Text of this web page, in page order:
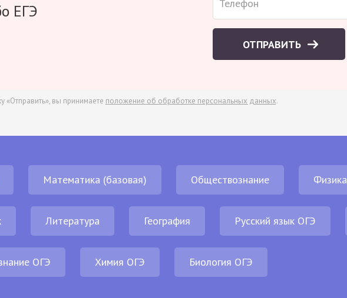
ЕГЭ
ОТПРАВИТЬ
«Отправить», вы принимаете положение об обработке персональных данных.
Математика (базовая) Обществознание Физика
Литература География Русский язык ОГЭ
ОГЭ Химия ОГЭ Биология ОГЭ